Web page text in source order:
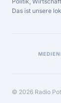
Das ist unsere
© 2026 Radio